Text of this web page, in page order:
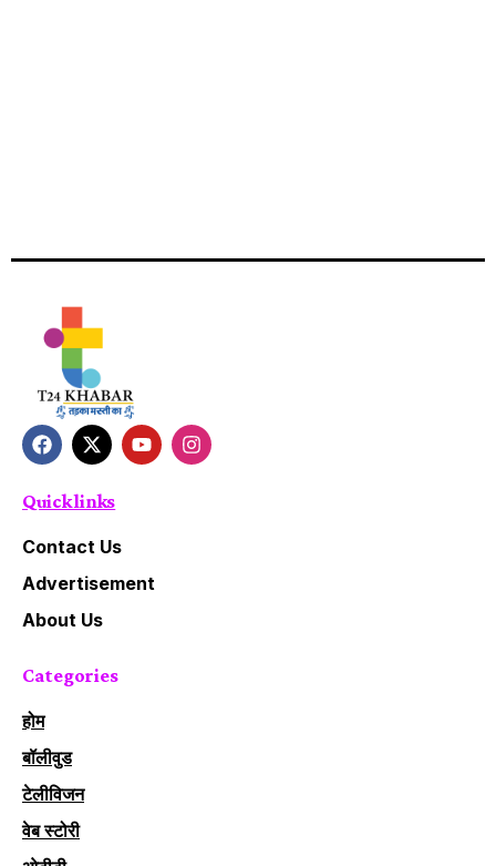
Quick links
Contact Us
Advertisement
About Us
Categories
होम
बॉलीवुड
टेलीविजन
वेब स्टोरी